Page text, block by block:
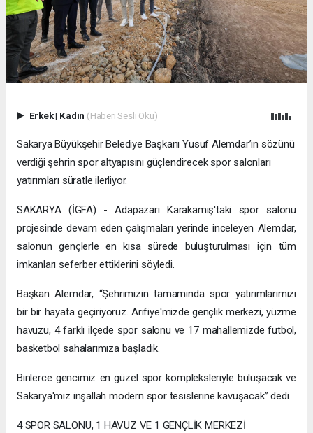
Erkek| Kadın (Haberi Sesli Oku)
Sakarya Büyükşehir Belediye Başkanı Yusuf Alemdar’ın sözünü
verdiği şehrin spor altyapısını güçlendirecek spor salonları
yatırımları süratle ilerliyor.
SAKARYA (İGFA) - Adapazarı Karakamış'taki spor salonu
projesinde devam eden çalışmaları yerinde inceleyen Alemdar,
salonun gençlerle en kısa sürede buluşturulması için tüm
imkanları seferber ettiklerini söyledi.
Başkan Alemdar, “Şehrimizin tamamında spor yatırımlarımızı
bir bir hayata geçiriyoruz. Arifiye'mizde gençlik merkezi, yüzme
havuzu, 4 farklı ilçede spor salonu ve 17 mahallemizde futbol,
basketbol sahalarımıza başladık.
Binlerce gencimiz en güzel spor kompleksleriyle buluşacak ve
Sakarya'mız inşallah modern spor tesislerine kavuşacak” dedi.
4 SPOR SALONU, 1 HAVUZ VE 1 GENÇLİK MERKEZİ